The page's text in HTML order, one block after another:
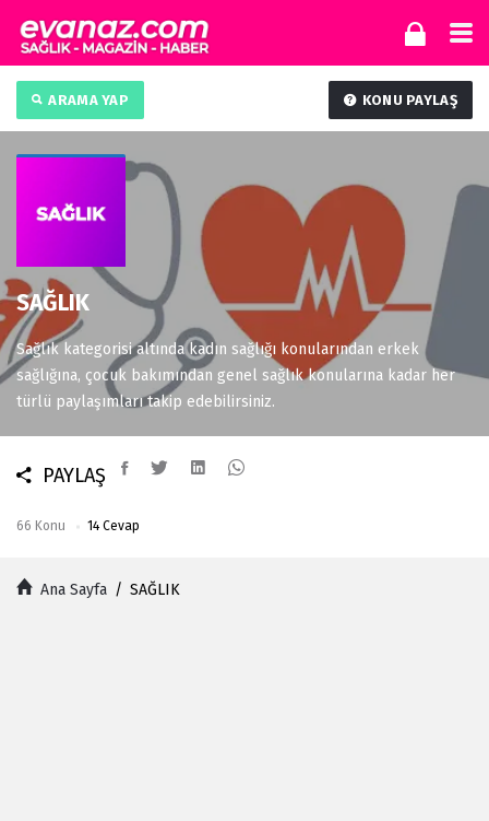
ARAMA YAP KONU PAYLAŞ
SAĞLIK
Sağlık kategorisi altında kadın sağlığı konularından erkek
sağlığına, çocuk bakımından genel sağlık konularına kadar her
türlü paylaşımları takip edebilirsiniz.
PAYLAŞ
14 Cevap
66 Konu
Ana Sayfa / SAĞLIK